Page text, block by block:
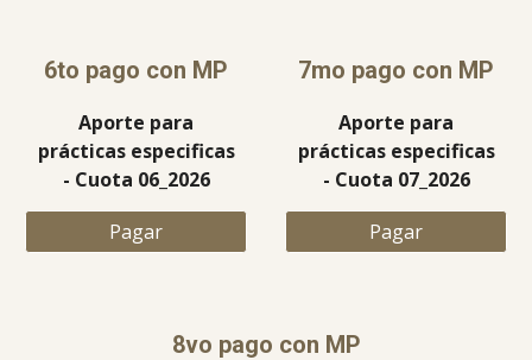
6to pago con MP
Aporte para
prácticas especificas
- Cuota 06_2026
Pagar
7mo pago con MP
Aporte para
prácticas especificas
- Cuota 07_2026
Pagar
8vo pago con MP